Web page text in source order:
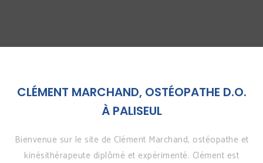
CLÉMENT MARCHAND, OSTÉOPATHE D.O.
À PALISEUL
Bienvenue sur le site de Clément Marchand, ostéopathe et
kinésithérapeute diplômé et expérimenté. Clément est